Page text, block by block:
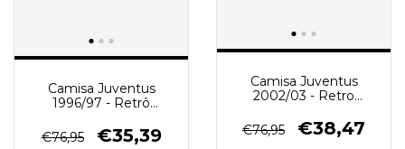
Camisa Juventus
1996/97 - Retrô
€76,95
€35,39
Camisa Juventus
2002/03 - Retro
Branca
€76,95 €38,47